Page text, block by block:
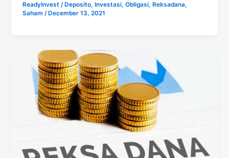
ReadyInvest/ Deposito, Investasi,Obligasi, Reksadana,
Saham / December 13, 2021